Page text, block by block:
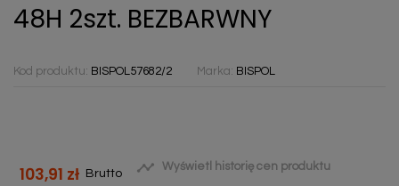
48H 2szt. BEZBARWNY
Kod produktu: BISPOL57682/2 Marka: BISPOL
103,91 zł Brutto  Wyświetl historię cen produktu